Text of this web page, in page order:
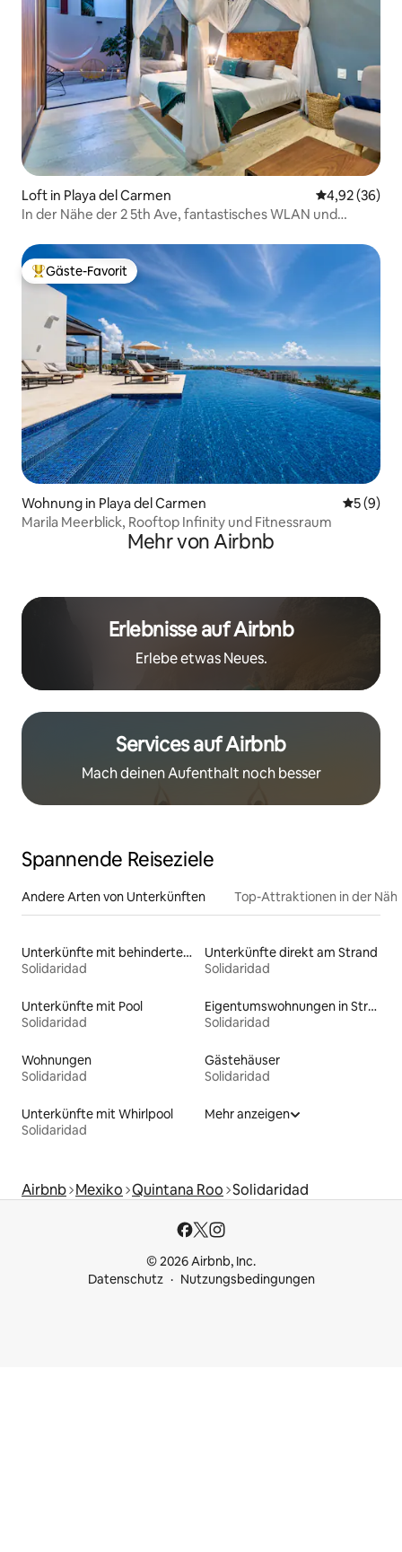
Loft in Playa del Carmen
4,92 (36)
In der Nähe der 2 5th Ave, fantastisches WLAN und
Beliebter Gäste-Favorit.
Gäste-Favorit
Wohnung in Playa del Carmen
5 (9)
Marila Meerblick, Rooftop Infinity und Fitnessraum
Mehr von Airbnb
Erlebnisse auf Airbnb
Erlebe etwas Neues.
Services auf Airbnb
Mach deinen Aufenthalt noch besser
Spannende Reiseziele
Andere Arten von Unterkünften Top-Attraktionen in der
Unterkünfte mit behindertengerechtem Bett
Solidaridad
Unterkünfte direkt am Strand
Solidaridad
Unterkünfte mit Pool
Solidaridad
Eigentumswohnungen in Strandnähe
Solidaridad
Wohnungen
Solidaridad
Gästehäuser
Solidaridad
Unterkünfte mit Whirlpool
Solidaridad
Mehr anzeigen
Airbnb Mexiko Quintana Roo Solidaridad
© 2026 Airbnb, Inc.
Datenschutz
Nutzungsbedingungen